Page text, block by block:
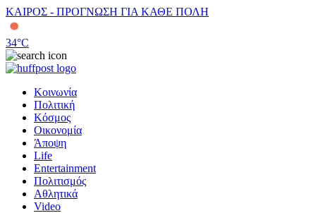
ΚΑΙΡΟΣ - ΠΡΟΓΝΩΣΗ ΓΙΑ ΚΑΘΕ ΠΟΛΗ
34°C
Κοινωνία
Πολιτική
Κόσμος
Οικονομία
Άποψη
Life
Entertainment
Πολιτισμός
Αθλητικά
Video